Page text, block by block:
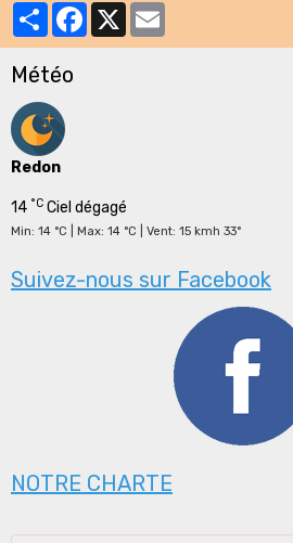
PartagerFacebook
X
Météo
Redon
14 °C Ciel dégagé
Min: 14 °C | Max: 14 °C | Vent: 15 kmh 33°
Suivez-nous sur Facebook
NOTRE CHARTE